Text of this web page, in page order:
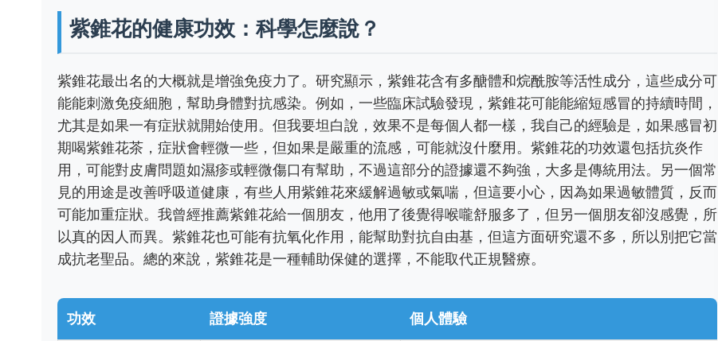
紫錐花的健康功效：科學怎麼說？
紫錐花最出名的大概就是增強免疫力了。研究顯示，紫錐花含有多醣體和烷酰胺等活性成分，這些成分可
能能刺激免疫細胞，幫助身體對抗感染。例如，一些臨床試驗發現，紫錐花可能能縮短感冒的持續時間，
尤其是如果一有症狀就開始使用。但我要坦白說，效果不是每個人都一樣，我自己的經驗是，如果感冒初
期喝紫錐花茶，症狀會輕微一些，但如果是嚴重的流感，可能就沒什麼用。紫錐花的功效還包括抗炎作
用，可能對皮膚問題如濕疹或輕微傷口有幫助，不過這部分的證據還不夠強，大多是傳統用法。另一個常
見的用途是改善呼吸道健康，有些人用紫錐花來緩解過敏或氣喘，但這要小心，因為如果過敏體質，反而
可能加重症狀。我曾經推薦紫錐花給一個朋友，他用了後覺得喉嚨舒服多了，但另一個朋友卻沒感覺，所
以真的因人而異。紫錐花也可能有抗氧化作用，能幫助對抗自由基，但這方面研究還不多，所以別把它當
成抗老聖品。總的來說，紫錐花是一種輔助保健的選擇，不能取代正規醫療。
功效 證據強度 個人體驗